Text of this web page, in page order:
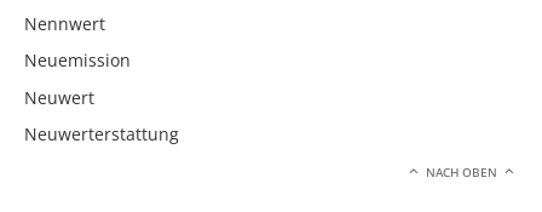
Nennwert
Neuemission
Neuwert
Neuwerterstattung
NACH OBEN